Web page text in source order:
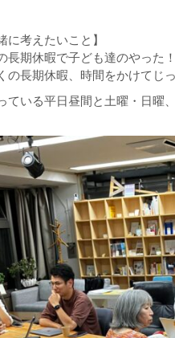
に考えたいこと】
期休暇で子ども達のやった
の長期休暇、時間をかけてじ
いる平日昼間と土曜・日曜